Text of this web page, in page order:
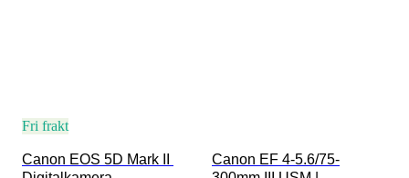
Fri frakt
Canon EOS 5D Mark II
Canon EF 4-5.6/75-